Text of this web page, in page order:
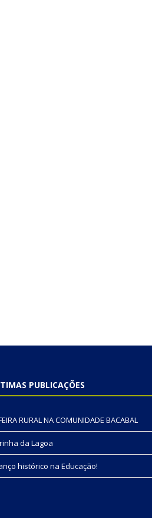
PUBLICAÇÕES
RURAL NA COMUNIDADE BACABAL
da Lagoa
histórico na Educação!